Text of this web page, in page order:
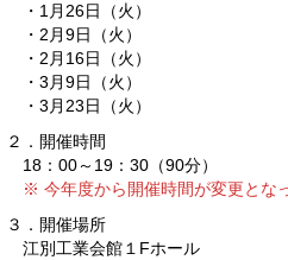
・1月26日（火）
・2月9日（火）
・2月16日（火）
・3月9日（火）
・3月23日（火）
２．開催時間
18：00～19：30（90分）
※ 今年度から開催時間が変更とな
３．開催場所
江別工業会館１Fホール